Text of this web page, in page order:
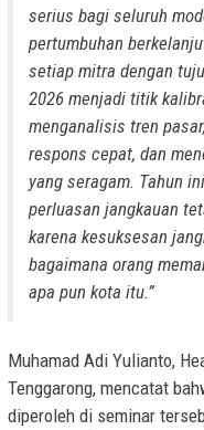
serius bagi seluruh
pertumbuhan
setiap mitra dengan
2026 menjadi titik
menganalisis tren
respons cepat, dan
yang seragam. Tahun
perluasan jangkauan
karena kesuksesan
bagaimana orang
apa pun kota itu.”
Muhamad Adi Yulianto,
Tenggarong, mencatat
diperoleh di seminar